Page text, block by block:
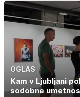
OGLAS
Kam v Ljubljani
sodobne